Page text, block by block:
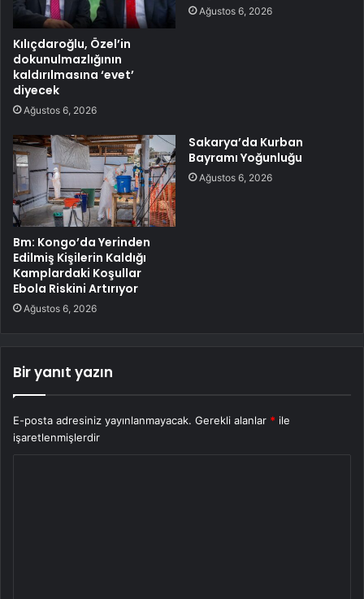
Kılıçdaroğlu, Özel’in
dokunulmazlığının
kaldırılmasına ‘evet’
diyecek
Ağustos 6, 2026
Ağustos 6, 2026
Bm: Kongo’da Yerinden
Edilmiş Kişilerin Kaldığı
Kamplardaki Koşullar
Ebola Riskini Artırıyor
Ağustos 6, 2026
Sakarya’da Kurban
Bayramı Yoğunluğu
Ağustos 6, 2026
Bir yanıt yazın
E-posta adresiniz yayınlanmayacak. Gerekli alanlar * ile
işaretlenmişlerdir